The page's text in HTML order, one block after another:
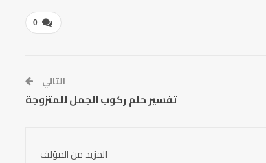
0
التالي
تفسير حلم ركوب الجمل للمتزوجة
المزيد من المؤلف